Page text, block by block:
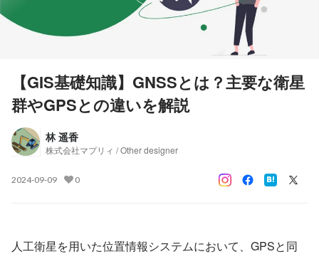
【GIS基礎知識】GNSSとは？主要な衛星
群やGPSとの違いを解説
林 遥香
株式会社マプリィ / Other designer
2024-09-09 0
人工衛星を用いた位置情報システムにおいて、GPSと同